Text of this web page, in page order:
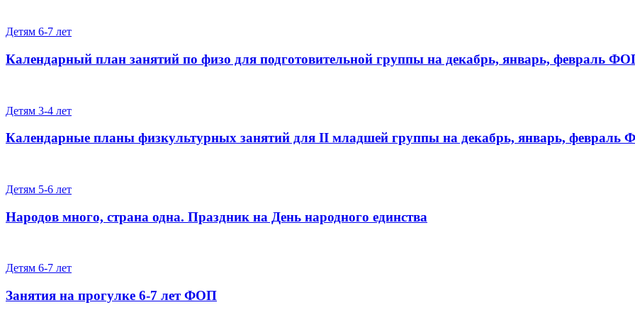
Детям 6-7 лет
Календарный план занятий по физо для подготовительной группы на декабрь, январь, февраль
Детям 3-4 лет
Календарные планы физкультурных занятий для II младшей группы на декабрь, январь, февраль
Детям 5-6 лет
Народов много, страна одна. Праздник на День народного единства
Детям 6-7 лет
Занятия на прогулке 6-7 лет ФОП